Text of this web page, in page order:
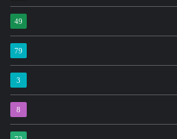
49
79
3
8